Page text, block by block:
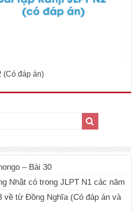
(Có đáp án)
– Bài 30
Nhật có trong JLPT N1 các năm
về từ Đồng Nghĩa (Có đáp án và